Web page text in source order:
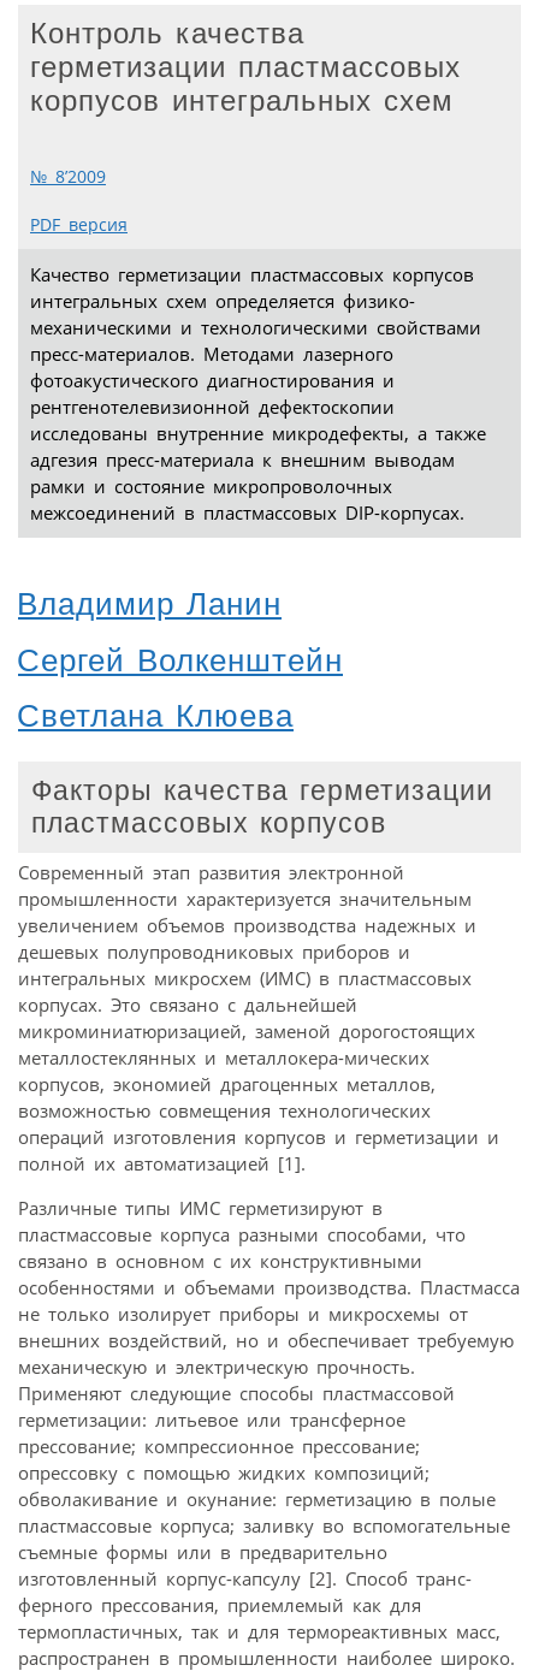
Контроль качества
герметизации пластмассовых
корпусов интегральных схем
№ 8’2009
PDF версия
Качество герметизации пластмассовых корпусов
интегральных схем определяется физико-
механическими и технологическими свойствами
пресс-материалов. Методами лазерного
фотоакустического диагностирования и
рентгенотелевизионной дефектоскопии
исследованы внутренние микродефекты, а также
адгезия пресс-материала к внешним выводам
рамки и состояние микропроволочных
межсоединений в пластмассовых DIP-корпусах.
Владимир Ланин
Сергей Волкенштейн
Светлана Клюева
Факторы качества герметизации
пластмассовых корпусов
Современный этап развития электронной
промышленности характеризуется значительным
увеличением объемов производства надежных и
дешевых полупроводниковых приборов и
интегральных микросхем (ИМС) в пластмассовых
корпусах. Это связано с дальнейшей
микроминиатюризацией, заменой дорогостоящих
металлостеклянных и металлокера-мических
корпусов, экономией драгоценных металлов,
возможностью совмещения технологических
операций изготовления корпусов и герметизации и
полной их автоматизацией [1].
Различные типы ИМС герметизируют в
пластмассовые корпуса разными способами, что
связано в основном с их конструктивными
особенностями и объемами производства. Пластмасса
не только изолирует приборы и микросхемы от
внешних воздействий, но и обеспечивает требуемую
механическую и электрическую прочность.
Применяют следующие способы пластмассовой
герметизации: литьевое или трансферное
прессование; компрессионное прессование;
опрессовку с помощью жидких композиций;
обволакивание и окунание: герметизацию в полые
пластмассовые корпуса; заливку во вспомогательные
съемные формы или в предварительно
изготовленный корпус-капсулу [2]. Способ транс-
ферного прессования, приемлемый как для
термопластичных, так и для термореактивных масс,
распространен в промышленности наиболее широко.